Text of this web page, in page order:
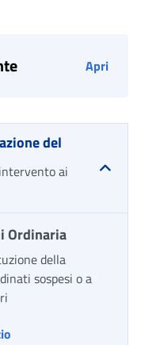
del
ai
Ordinaria
della
sospesi o a
Apri